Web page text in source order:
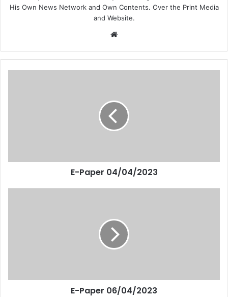
His Own News Network and Own Contents. Over the Print Media
and Website.
Website
E-Paper 04/04/2023
E-Paper 06/04/2023